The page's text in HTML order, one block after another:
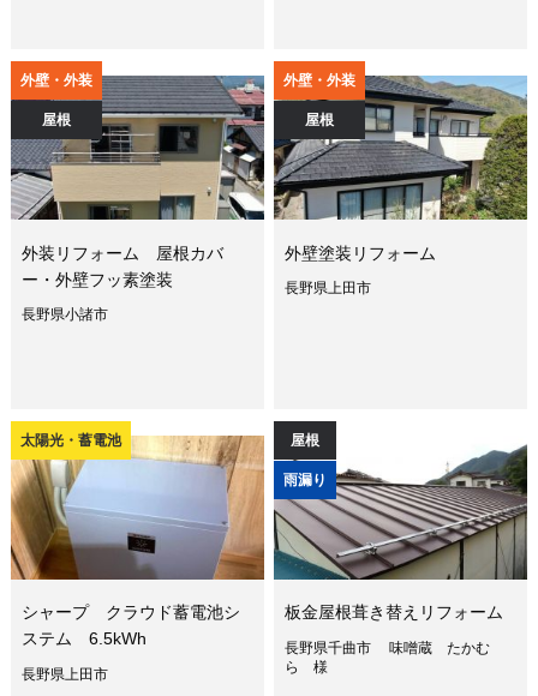
外壁・外装
屋根
外装リフォーム 屋根カバ
ー・外壁フッ素塗装
長野県小諸市
外壁・外装
屋根
外壁塗装リフォーム
長野県上田市
太陽光・蓄電池
シャープ クラウド蓄電池シ
ステム 6.5kWh
長野県上田市
屋根
雨漏り
板金屋根葺き替えリフォーム
長野県千曲市 味噌蔵 たかむ
ら 様